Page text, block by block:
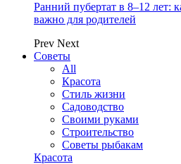
Ранний пубертат в 8–12 лет:
важно для родителей
Prev Next
Советы
All
Красота
Стиль жизни
Садоводство
Своими руками
Строительство
Советы рыбакам
Красота